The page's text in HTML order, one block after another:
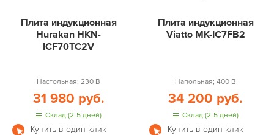
Плита индукционная
Hurakan HKN-
ICF70TC2V
Настольная; 230 В
31 980 руб.
Склад (2-5 дней)
Купить в один клик
Плита индукционная
Viatto MK-IC7FB2
Напольная; 400 В
34 200 руб.
Склад (2-5 дней)
Купить в один клик